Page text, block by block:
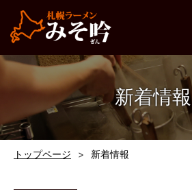
新着情報
トップページ 新着情報